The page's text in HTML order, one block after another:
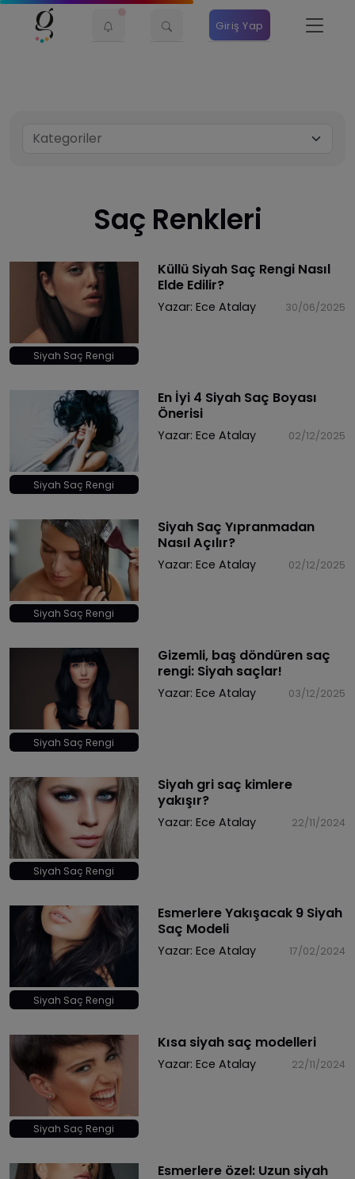
Giriş Yap
Saç Renkleri
Siyah Saç Rengi
Küllü Siyah Saç Rengi Nasıl
Elde Edilir?
Yazar: Ece Atalay 30/06/2025
Siyah Saç Rengi
En İyi 4 Siyah Saç Boyası
Önerisi
Yazar: Ece Atalay 02/12/2025
Siyah Saç Rengi
Siyah Saç Yıpranmadan
Nasıl Açılır?
Yazar: Ece Atalay 02/12/2025
Siyah Saç Rengi
Gizemli, baş döndüren saç
rengi: Siyah saçlar!
Yazar: Ece Atalay 03/12/2025
Siyah Saç Rengi
Siyah gri saç kimlere
yakışır?
Yazar: Ece Atalay 22/11/2024
Siyah Saç Rengi
Esmerlere Yakışacak 9 Siyah
Saç Modeli
Yazar: Ece Atalay 17/02/2024
Siyah Saç Rengi
​Kısa siyah saç modelleri
Yazar: Ece Atalay 22/11/2024
​Esmerlere özel: Uzun siyah